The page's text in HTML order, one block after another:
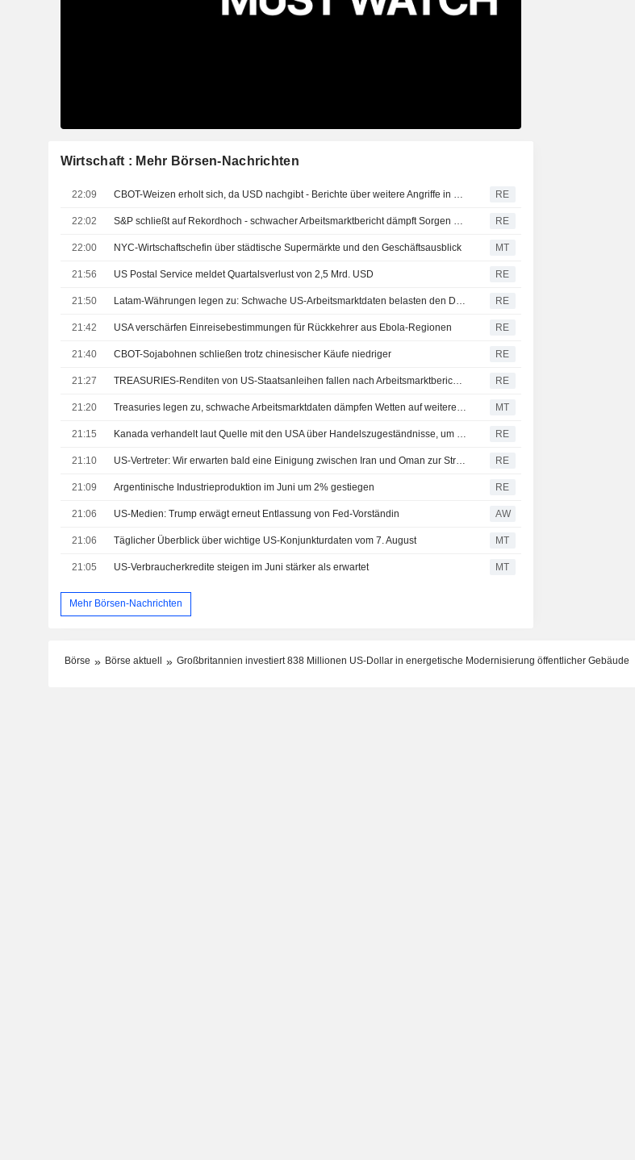
Wirtschaft : Mehr Börsen-Nachrichten
22:09 RE
22:02 RE
22:00 NYC-Wirtschaftschefin über städtische Supermärkte und den Geschäftsausblick MT
21:56 US Postal Service meldet Quartalsverlust von 2,5 Mrd. USD RE
21:50 RE
21:42 USA verschärfen Einreisebestimmungen für Rückkehrer aus Ebola-Regionen RE
21:40 CBOT-Sojabohnen schließen trotz chinesischer Käufe niedriger RE
21:27 RE
21:20 MT
21:15 RE
21:10 RE
21:09 Argentinische Industrieproduktion im Juni um 2% gestiegen RE
21:06 US-Medien: Trump erwägt erneut Entlassung von Fed-Vorständin AW
21:06 Täglicher Überblick über wichtige US-Konjunkturdaten vom 7. August MT
21:05 US-Verbraucherkredite steigen im Juni stärker als erwartet MT
Mehr Börsen-Nachrichten
Börse Börse aktuell Großbritannien investiert 838 Millionen US-Dollar in energetische Modernisierung öffentlicher Gebäude